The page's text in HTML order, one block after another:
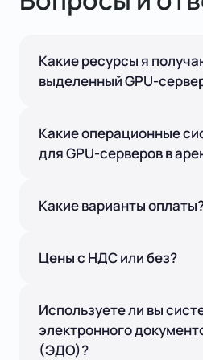
Какие ресурсы я
выделенный GPU-
Какие операционные
для GPU-серверов в
Какие варианты
Цены с НДС или без?
Используете ли вы
электронного
(ЭДО)?